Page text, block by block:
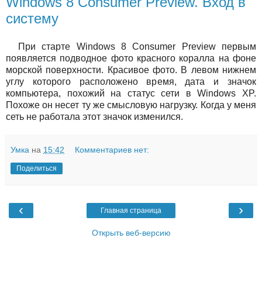
систему
При старте Windows 8 Consumer Preview первым
появляется подводное фото красного коралла на фоне
морской поверхности. Красивое фото. В левом нижнем
углу которого расположено время, дата и значок
компьютера, похожий на статус сети в Windows XP.
Похоже он несет ту же смысловую нагрузку. Когда у меня
сеть не работала этот значок изменился.
Умка на 15:42 Комментариев нет:
Поделиться
‹ ›
Главная страница
Открыть веб-версию